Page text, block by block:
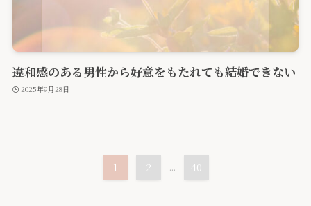
違和感のある男性から好意をもたれても結婚できない
2025年9月28日
1 2 ... 40